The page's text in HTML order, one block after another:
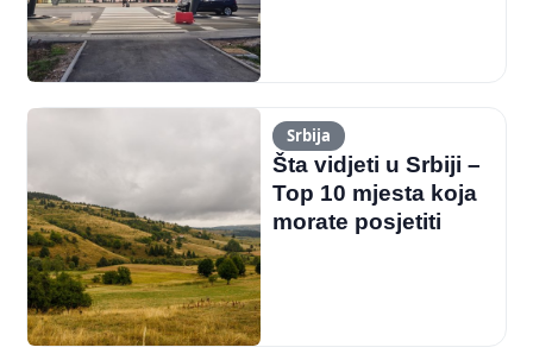
Srbija
Šta vidjeti u Srbiji –
Top 10 mjesta koja
morate posjetiti